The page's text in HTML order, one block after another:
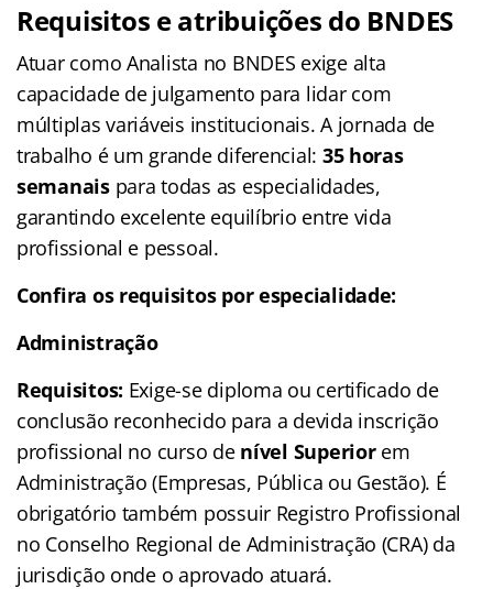
Requisitos e atribuições do BNDES
Atuar como Analista no BNDES exige alta
capacidade de julgamento para lidar com
múltiplas variáveis institucionais. A jornada de
trabalho é um grande diferencial: 35 horas
semanaispara todas as especialidades,
garantindo excelente equilíbrio entre vida
profissional e pessoal.
Confira os requisitos por especialidade:
Administração
Requisitos: Exige-se diploma ou certificado de
conclusão reconhecido para a devida inscrição
profissional no curso de nível Superior em
Administração (Empresas, Pública ou Gestão). É
obrigatório também possuir Registro Profissional
no Conselho Regional de Administração (CRA) da
jurisdição onde o aprovado atuará.